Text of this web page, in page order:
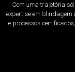
Com uma trajetória
expertise em blindagem
e processos